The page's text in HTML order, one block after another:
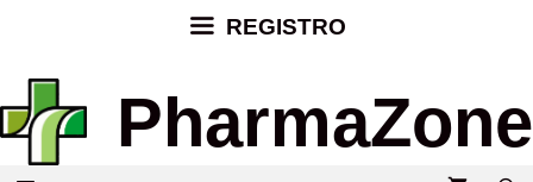
REGISTRO
PharmaZone